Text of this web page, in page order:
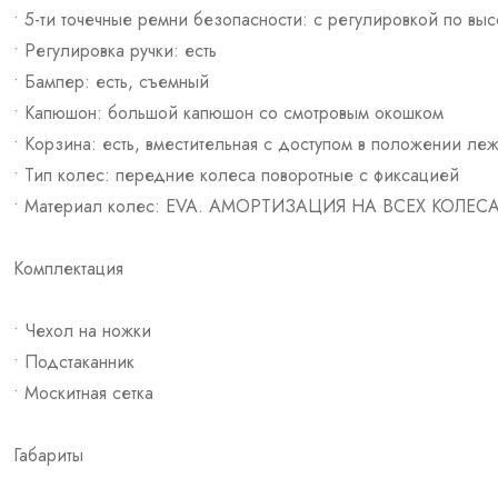
• 5-ти точечные ремни безопасности: с регулировкой по
• Регулировка ручки: есть
• Бампер: есть, съемный
• Капюшон: большой капюшон со смотровым окошком
• Корзина: есть, вместительная с доступом в положении
• Тип колес: передние колеса поворотные с фиксацией
• Материал колес: EVA. АМОРТИЗАЦИЯ НА ВСЕХ
Комплектация
• Чехол на ножки
• Подстаканник
• Москитная сетка
Габариты